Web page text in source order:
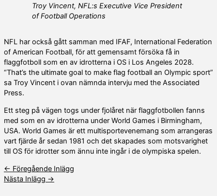
Troy Vincent, NFL:s Executive Vice President
of Football Operations
NFL har också gått samman med IFAF, International Federation
of American Football, för att gemensamt försöka få in
flaggfotboll som en av idrotterna i OS i Los Angeles 2028.
“That’s the ultimate goal to make flag football an Olympic sport”
sa Troy Vincent i ovan nämnda intervju med the Associated
Press.
Ett steg på vägen togs under fjolåret när flaggfotbollen fanns
med som en av idrotterna under World Games i Birmingham,
USA. World Games är ett multisportevenemang som arrangeras
vart fjärde år sedan 1981 och det skapades som motsvarighet
till OS för idrotter som ännu inte ingår i de olympiska spelen.
← Föregående Inlägg
Nästa Inlägg →